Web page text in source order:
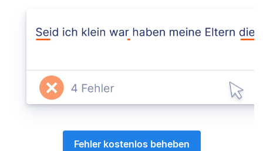
Fehler kostenlos beheben